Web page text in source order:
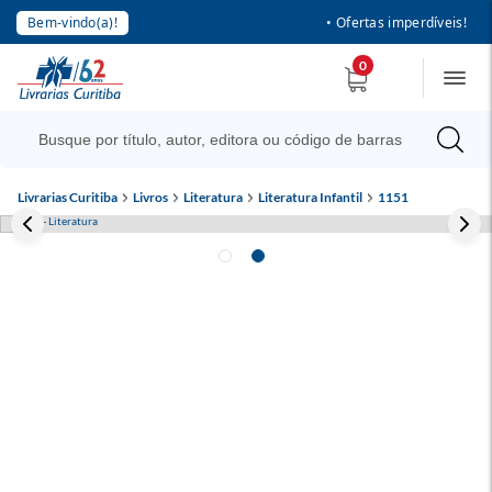
Bem-vindo(a)! • Ofertas imperdíveis!
0
Livrarias Curitiba Livros Literatura Literatura Infantil 1151